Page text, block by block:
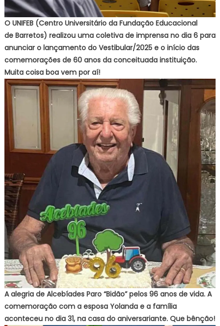
O UNIFEB (Centro Universitário da Fundação Educacional
de Barretos) realizou uma coletiva de imprensa no dia 6 para
anunciar o lançamento do Vestibular/2025 e o início das
comemorações de 60 anos da conceituada instituição.
Muita coisa boa vem por aí!
A alegria de Alcebíades Paro “Bidão” pelos 96 anos de vida. A
comemoração com a esposa Yolanda e a família
aconteceu no dia 31, na casa do aniversariante. Que bênção!